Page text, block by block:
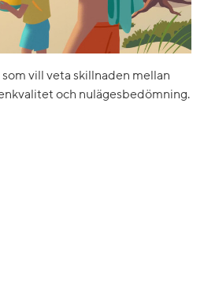
vill veta skillnaden mellan
och nulägesbedömning.